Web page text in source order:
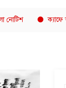
ক্যাফে আমাজনের